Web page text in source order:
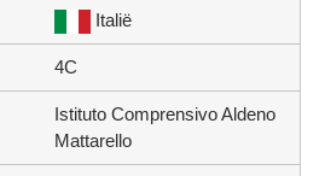
Italië
4C
Istituto Comprensivo Aldeno
Mattarello